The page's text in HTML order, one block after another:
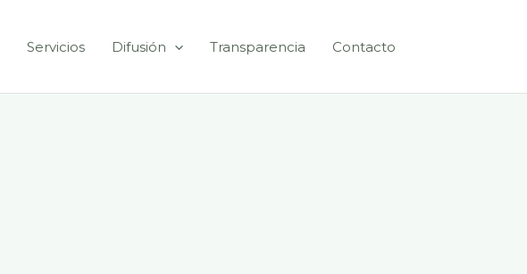
Servicios Difusión Transparencia Contacto